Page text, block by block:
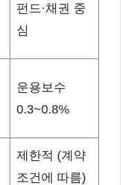
펀드·채권 중
심
운용보수
0.3~0.8%
제한적 (계약
조건에 따름)